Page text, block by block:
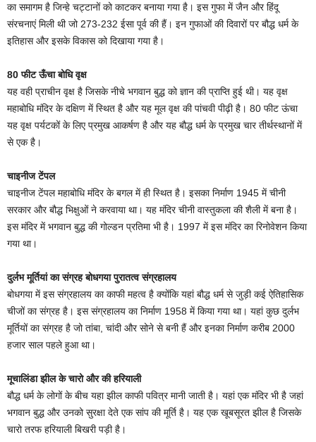
का समागम है जिन्हे चट्टानों को काटकर बनाया गया है। इस गुफा में जैन और हिंदू
संरचनाएं मिली थी जो 273-232 ईसा पूर्व की हैं। इन गुफाओं की दिवारों पर बौद्ध धर्म के
इतिहास और इसके विकास को दिखाया गया है।
80 फीट ऊँचा बोधि वृक्ष
यह वही प्राचीन वृक्ष है जिसके नीचे भगवान बुद्ध को ज्ञान की प्राप्ति हुई थी। यह वृक्ष
महाबोधि मंदिर के दक्षिण में स्थित है और यह मूल वृक्ष की पांचवी पीढ़ी है। 80 फीट ऊंचा
यह वृक्ष पर्यटकों के लिए प्रमुख आकर्षण है और यह बौद्ध धर्म के प्रमुख चार तीर्थस्थानों में
से एक है।
चाइनीज टेंपल
चाइनीज टेंपल महाबोधि मंदिर के बगल में ही स्थित है। इसका निर्माण 1945 में चीनी
सरकार और बौद्ध भिक्षुओं ने करवाया था। यह मंदिर चीनी वास्तुकला की शैली में बना है।
इस मंदिर में भगवान बुद्ध की गोल्डन प्रतिमा भी है। 1997 में इस मंदिर का रिनोवेशन किया
गया था।
दुर्लभ मूर्तियां का संग्रह बोधगया पुरातत्व संग्रहालय
बोधगया में इस संग्रहालय का काफी महत्व है क्योंकि यहां बौद्ध धर्म से जुड़ी कई ऐतिहासिक
चीजों का संग्रह है। इस संग्रहालय का निर्माण 1958 में किया गया था। यहां कुछ दुर्लभ
मूर्तियों का संग्रह है जो तांबा, चांदी और सोने से बनी हैं और इनका निर्माण करीब 2000
हजार साल पहले हुआ था।
मूचालिंडा झील के चारो और की हरियाली
बौद्ध धर्म के लोगों के बीच यहा झील काफी पवित्र मानी जाती है। यहां एक मंदिर भी है जहां
भगवान बुद्ध और उनको सुरक्षा देते एक सांप की मूर्ति है। यह एक खूबसूरत झील है जिसके
चारो तरफ हरियाली बिखरी पड़ी है।